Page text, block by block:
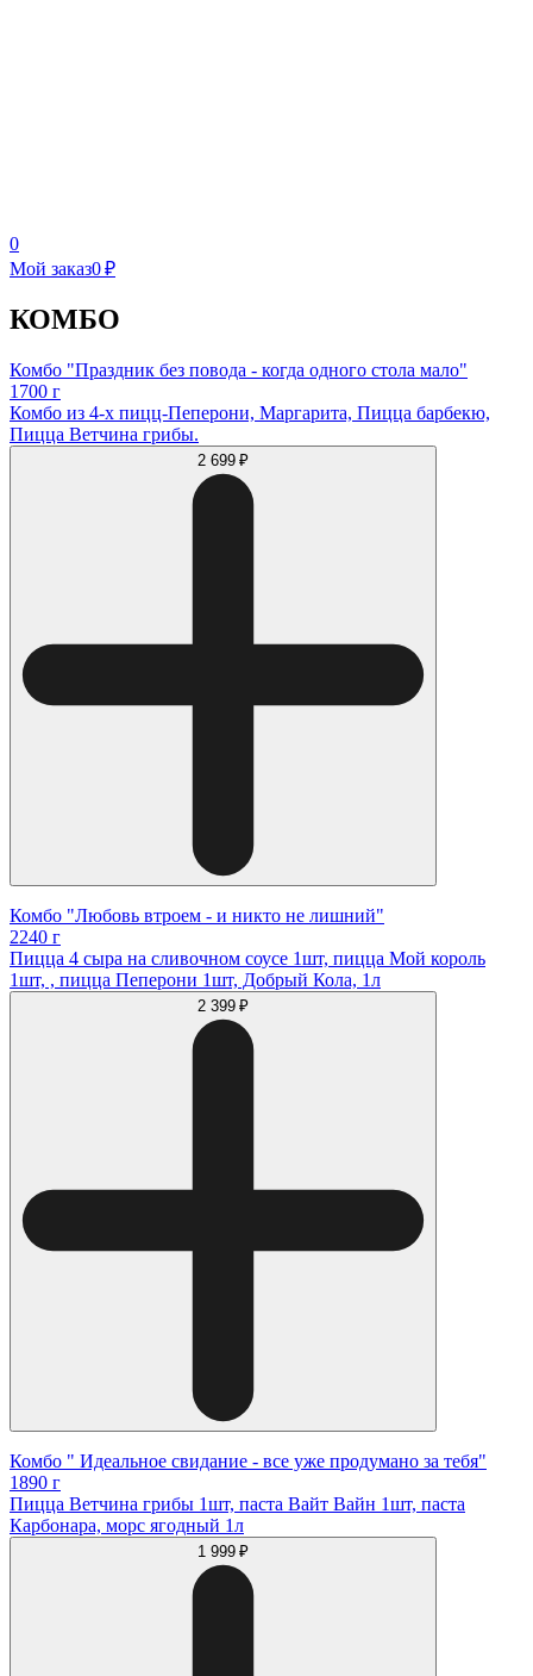
0
Мой заказ0 ₽
КОМБО
Комбо "Праздник без повода - когда одного стола мало"
1700 г
Комбо из 4-х пицц-Пеперони, Маргарита, Пицца барбекю,
Пицца Ветчина грибы.
2 699 ₽
Комбо "Любовь втроем - и никто не лишний"
2240 г
Пицца 4 сыра на сливочном соусе 1шт, пицца Мой король
1шт, , пицца Пеперони 1шт, Добрый Кола, 1л
2 399 ₽
Комбо " Идеальное свидание - все уже продумано за тебя"
1890 г
Пицца Ветчина грибы 1шт, паста Вайт Вайн 1шт, паста
Карбонара, морс ягодный 1л
1 999 ₽